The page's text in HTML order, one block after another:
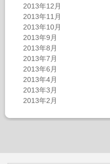
2013年12月
2013年11月
2013年10月
2013年9月
2013年8月
2013年7月
2013年6月
2013年4月
2013年3月
2013年2月